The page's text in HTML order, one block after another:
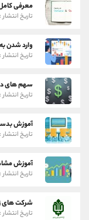
معرفی
تاریخ انتشار : ۲۰ مهر
وارد شدن
تاریخ انتشار : ۴ دی
سهم های
تاریخ انتشار : ۱۱ دی ۱۳۹۹
آموزش
تاریخ انتشار : ۱۹ آذر
آموزش
تاریخ انتشار : ۱۹ آذر
شرکت های
تاریخ انتشار : ۷ بهمن